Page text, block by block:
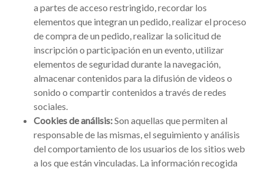
a partes de acceso restringido, recordar los
elementos que integran un pedido, realizar el proceso
de compra de un pedido, realizar la solicitud de
inscripción o participación en un evento, utilizar
elementos de seguridad durante la navegación,
almacenar contenidos para la difusión de videos o
sonido o compartir contenidos a través de redes
sociales.
Cookies de análisis:Son aquellas que permiten al
responsable de las mismas, el seguimiento y análisis
del comportamiento de los usuarios de los sitios web
a los que están vinculadas. La información recogida